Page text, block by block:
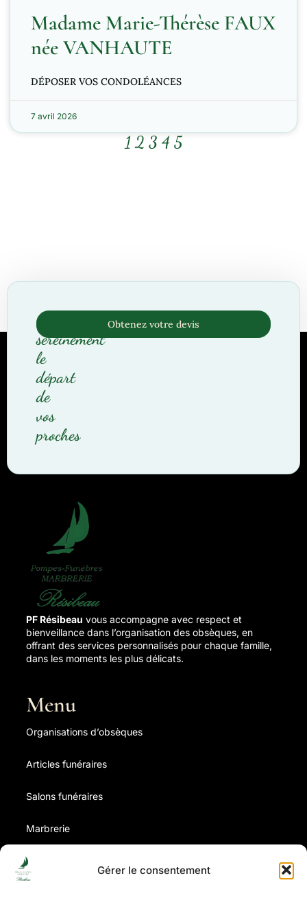
Gérer le consentement
Madame Marie-Thérèse FAUX
née VANHAUTE
DÉPOSER VOS CONDOLÉANCES
7 avril 2026
1 2 3 4 5
Organisez
sereinement
le
départ
de
vos
proches
Obtenez votre devis
PF Résibeau vous accompagne avec respect et
bienveillance dans l’organisation des obsèques, en
offrant des services personnalisés pour chaque famille,
dans les moments les plus délicats.
Menu
Organisations d’obsèques
Articles funéraires
Salons funéraires
Marbrerie
Contrat d’obsèques